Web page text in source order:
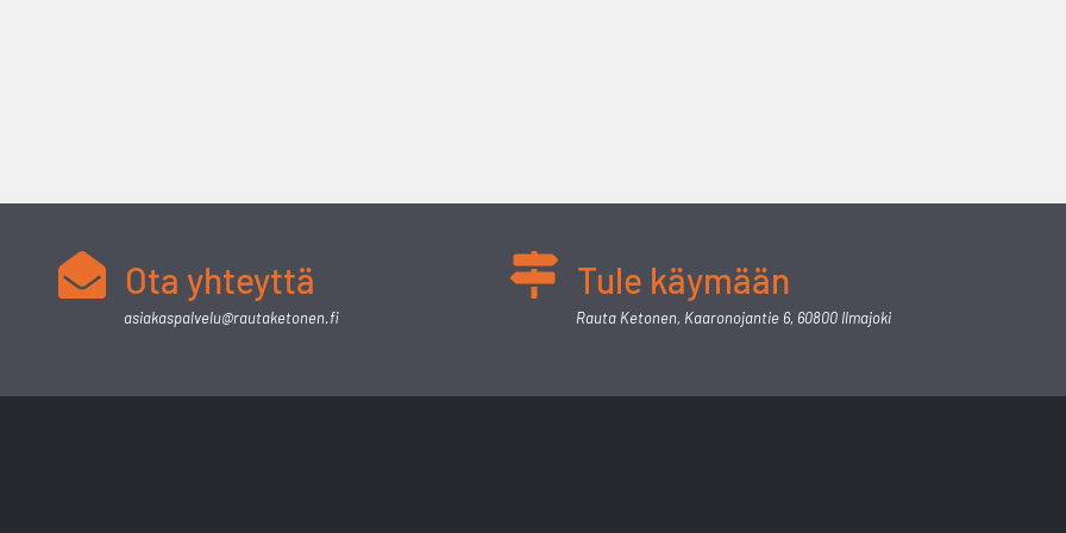
Ota yhteyttä
asiakaspalvelu@rautaketonen.fi
Tule käymään
Rauta Ketonen, Kaaronojantie 6, 60800 Ilmajoki